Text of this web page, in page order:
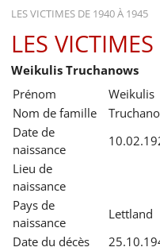
LES VICTIMES DE 1940 À 1945
ACCUEIL
ACTUALITÉS
EXPOSITIONS
HISTORIQUE
FORMATION
RECHERCHE
SERVICE
LES
Weikulis Truchanows
Prénom
Weikulis
Nom de famille
Date de
naissance
Lieu de
naissance
Pays de
naissance
Lettland
Date du décès